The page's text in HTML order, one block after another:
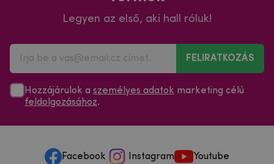
Legyen az első, aki hall róluk!
FELIRATKOZÁS
Hozzájárulok a személyes adatok marketing célú
feldolgozásához.
Facebook Instagram Youtube